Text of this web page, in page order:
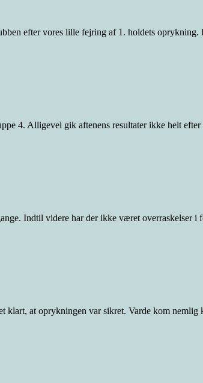
efter vores lille fejring af 1. holdets
4. Alligevel gik aftenens resultater ikke helt efter
Indtil videre har der ikke været overraskelser i
at oprykningen var sikret. Varde kom nemlig